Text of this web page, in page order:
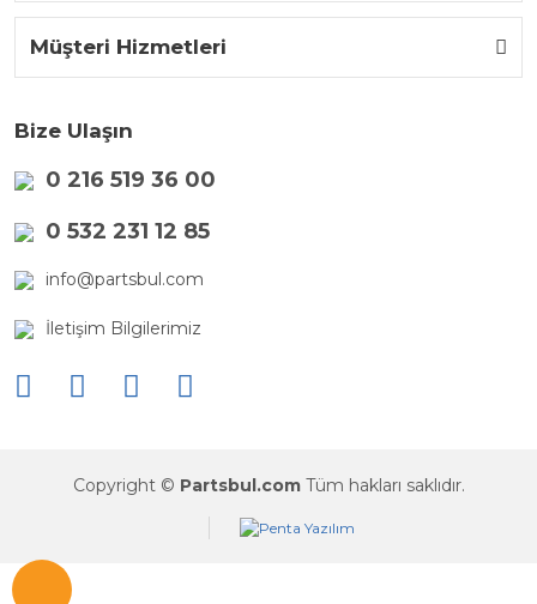
Müşteri Hizmetleri
Bize Ulaşın
0 216 519 36 00
0 532 231 12 85
info@partsbul.com
İletişim Bilgilerimiz
Copyright © Partsbul.com Tüm hakları saklıdır.